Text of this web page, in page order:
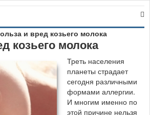
и вред козьего молока
козьего молока
Треть населения
планеты страдает
сегодня различными
формами аллергии.
И многим именно по
этой причине нельзя